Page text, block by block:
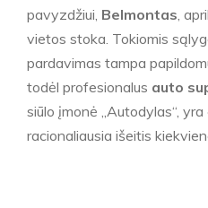
pavyzdžiui, Belmontas ,
vietos stoka. Tokiomis
pardavimas tampa
todėl profesionalus auto
siūlo įmonė „Autodylas“,
racionaliausia išeitis